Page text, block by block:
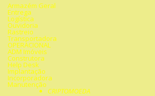
Armazém Geral
Entrega
Logística
Ouvidoria
Rastreio
Transportadora
OPERACIONAL
ADM Imóveis
Construtora
Help Desk
Implantação
Incorporadora
Manutenção
CRIPTOMOEDA